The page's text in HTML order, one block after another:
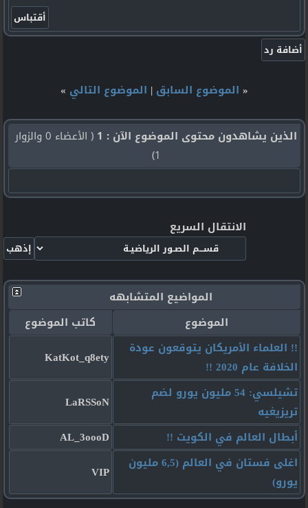
« الموضوع السابق | الموضوع التالي »
الذين يشاهدون محتوى الموضوع الآن : 1
( الأعضاء 0 والزوار
1)
الانتقال السريع
المواضيع المتشابهه
الموضوع
كاتب الموضوع
!! العلماء الأمريكان يتوقعون عودة
الخلافة عام 2020 !!
KatKot_q8ety
تشيلسي: 54 مليون يورو لضم
تريزيغيه
LaRSSoN
أبطال العالم في الكويت !!
AL_3oooD
اغلى فستان في العالم (6,5 مليون
يورو)
VIP